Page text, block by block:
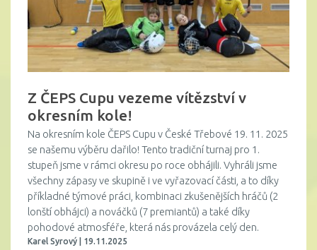
Z ČEPS Cupu vezeme vítězství v
okresním kole!
Na okresním kole ČEPS Cupu v České Třebové 19. 11. 2025
se našemu výběru dařilo! Tento tradiční turnaj pro 1.
stupeň jsme v rámci okresu po roce obhájili. Vyhráli jsme
všechny zápasy ve skupině i ve vyřazovací části, a to díky
příkladné týmové práci, kombinaci zkušenějších hráčů (2
lonští obhájci) a nováčků (7 premiantů) a také díky
pohodové atmosféře, která nás provázela celý den.
Karel Syrový | 19.11.2025